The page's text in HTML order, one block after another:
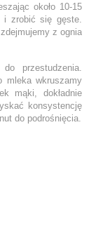
około 10-15
i zrobić się gęste.
z ognia
przestudzenia.
mleka wkruszamy
mąki, dokładnie
konsystencję
do podrośnięcia.